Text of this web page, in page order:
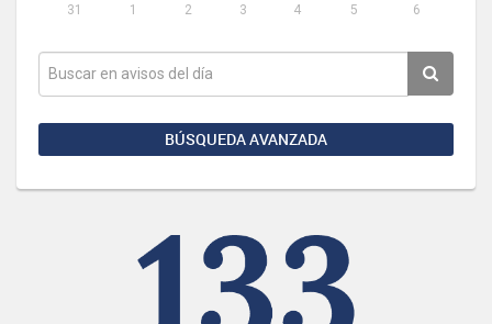
31
1 2 3 4 5 6
BÚSQUEDA AVANZADA